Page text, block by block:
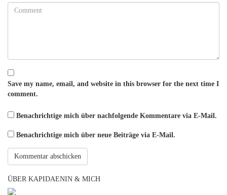
Save my name, email, and website in this browser for the next time I
comment.
Benachrichtige mich über nachfolgende Kommentare via E-Mail.
Benachrichtige mich über neue Beiträge via E-Mail.
ÜBER KAPIDAENIN & MICH